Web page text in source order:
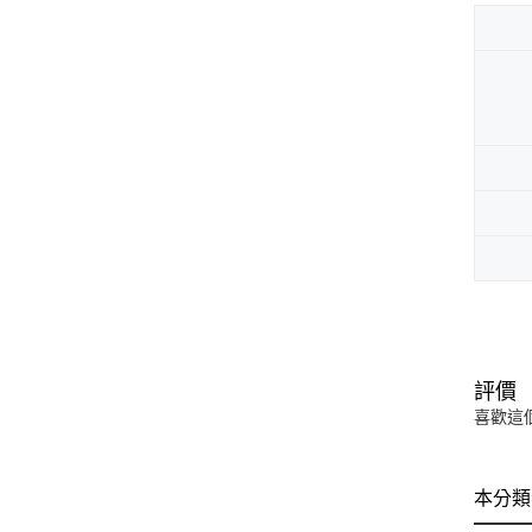
評價
喜歡這
本分